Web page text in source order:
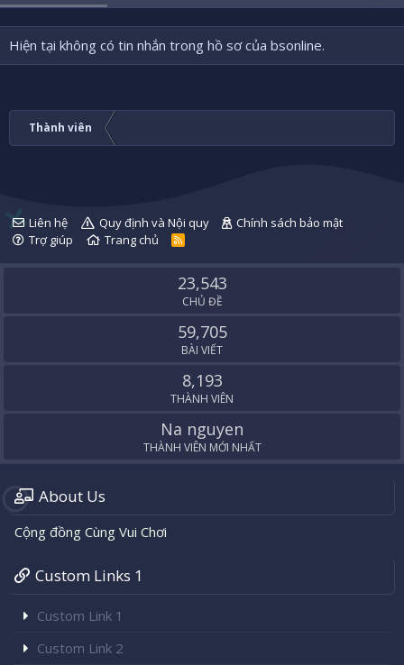
Hiện tại không có tin nhắn trong hồ sơ của bsonline.
Thành viên
Liên hệ Quy định và Nội quy
Chính sách bảo mật
Trợ giúp
Trang chủ
R
S
23,543
CHỦ ĐỀ
59,705
BÀI VIẾT
8,193
THÀNH VIÊN
Na nguyen
THÀNH VIÊN MỚI NHẤT
About Us
Cộng đồng Cùng Vui Chơi
Custom Links 1
Custom Link 1
Custom Link 2